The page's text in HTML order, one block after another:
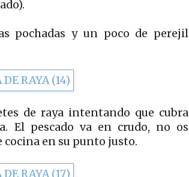
pochadas y un poco de perejil
de raya intentando que cubra
El pescado va en crudo, no os
cocina en su punto justo.